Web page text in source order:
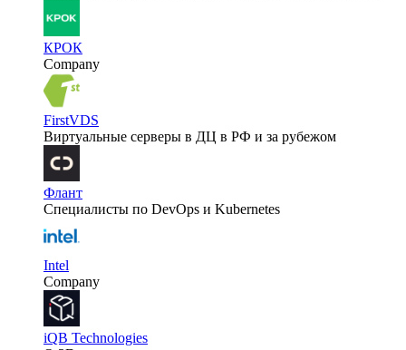
КРОК
Company
FirstVDS
Виртуальные серверы в ДЦ в РФ и за рубежом
Флант
Специалисты по DevOps и Kubernetes
Intel
Company
iQB Technologies